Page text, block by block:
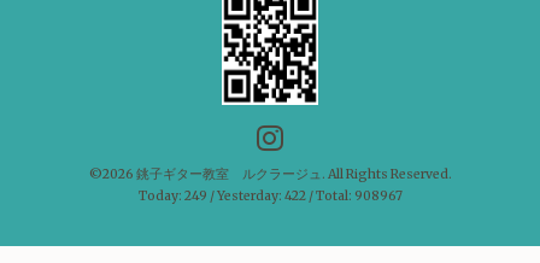
©2026 銚子ギター教室 ルクラージュ . All Rights Reserved.
Today: 249 / Yesterday: 422/ Total: 908967